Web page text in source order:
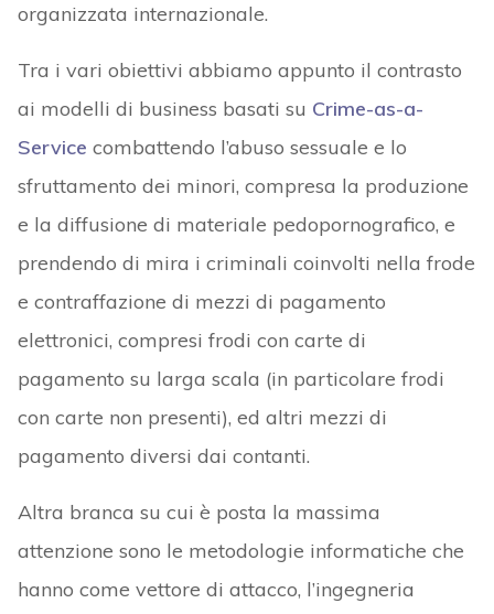
organizzata internazionale.
Tra i vari obiettivi abbiamo appunto il contrasto
ai modelli di business basati su Crime-as-a-
Service combattendo l’abuso sessuale e lo
sfruttamento dei minori, compresa la produzione
e la diffusione di materiale pedopornografico, e
prendendo di mira i criminali coinvolti nella frode
e contraffazione di mezzi di pagamento
elettronici, compresi frodi con carte di
pagamento su larga scala (in particolare frodi
con carte non presenti), ed altri mezzi di
pagamento diversi dai contanti.
Altra branca su cui è posta la massima
attenzione sono le metodologie informatiche che
hanno come vettore di attacco, l’ingegneria